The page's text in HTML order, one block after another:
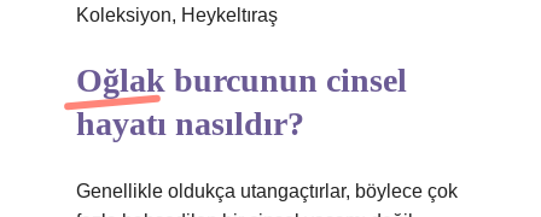
Koleksiyon, Heykeltıraş
Oğlak burcunun cinsel
hayatı nasıldır?
Genellikle oldukça utangaçtırlar, böylece çok